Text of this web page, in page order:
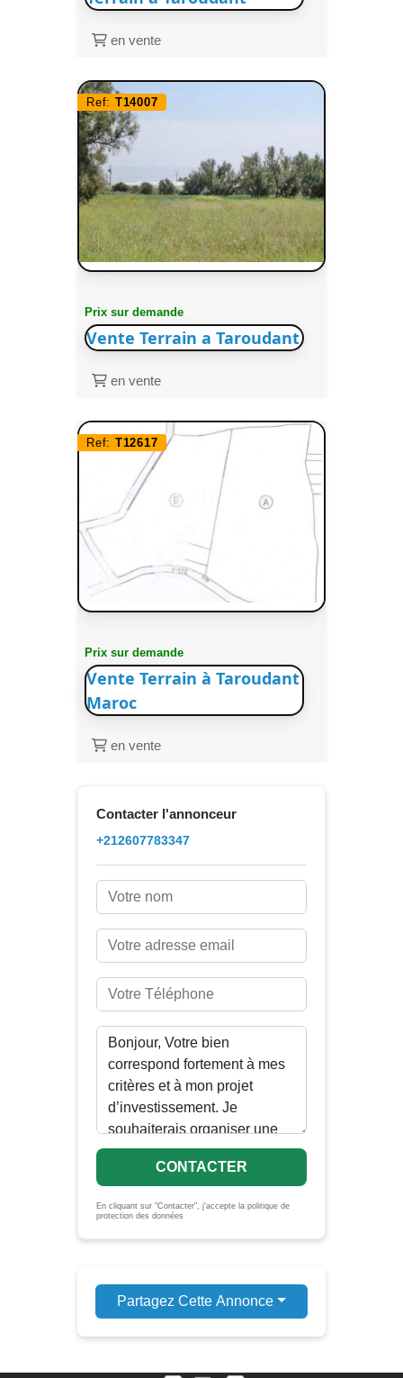
en vente
Ref: T14007
Prix sur demande
Vente Terrain a Taroudant
en vente
Ref: T12617
Prix sur demande
Vente Terrain à Taroudant
Maroc
en vente
Contacter l'annonceur
+212607783347
CONTACTER
En cliquant sur "Contacter", j'accepte la politique de
protection des données
Partagez Cette Annonce